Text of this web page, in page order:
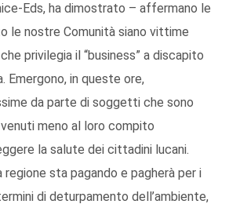
Eds, ha dimostrato – affermano le
le nostre Comunità siano vittime
privilegia il “business” a discapito
Emergono, in queste ore,
da parte di soggetti che sono
meno al loro compito
la salute dei cittadini lucani.
regione sta pagando e pagherà per i
di deturpamento dell’ambiente,